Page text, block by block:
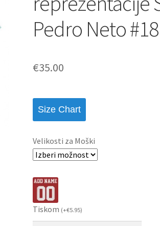
Pedro Neto
€35.00
Size Chart
Velikosti za Moški
Tiskom (+€5.95)